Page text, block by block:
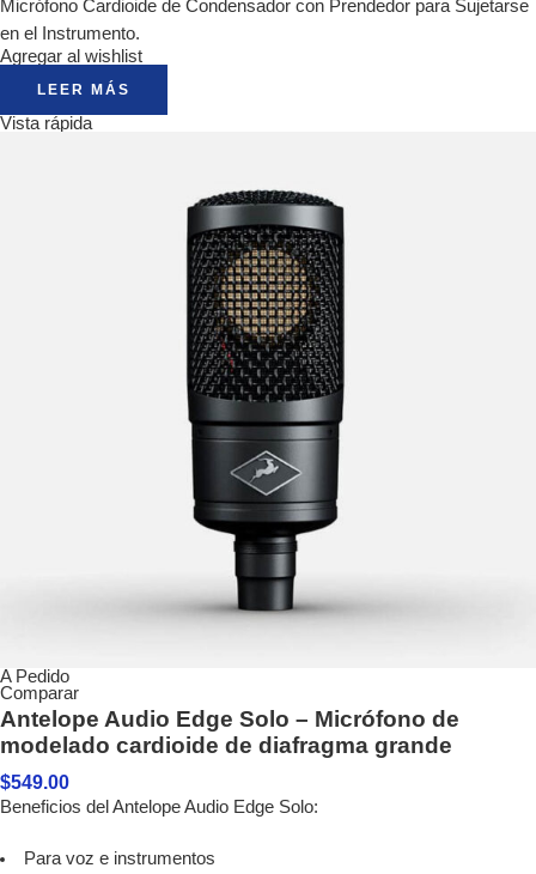
Micrófono Cardioide de Condensador con Prendedor para Sujetarse
en el Instrumento.
Agregar al wishlist
LEER MÁS
Vista rápida
A Pedido
Comparar
Antelope Audio Edge Solo – Micrófono de
modelado cardioide de diafragma grande
$549.00
Beneficios del Antelope Audio Edge Solo:
Para voz e instrumentos